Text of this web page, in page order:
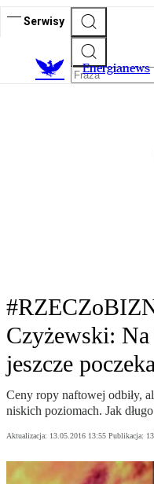
Serwisy
Energianews
Czyżewski:
jeszcze
Ceny ropy naftowej odbiły,
niskich poziomach. Jak
Aktualizacja: 13.05.2016 13:55 Publikacja: